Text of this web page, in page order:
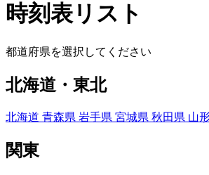
時刻表リスト
都道府県を選択してください
北海道・東北
北海道 青森県 岩手県 宮城県 秋田県 山
関東